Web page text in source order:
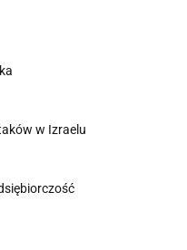
w Izraelu